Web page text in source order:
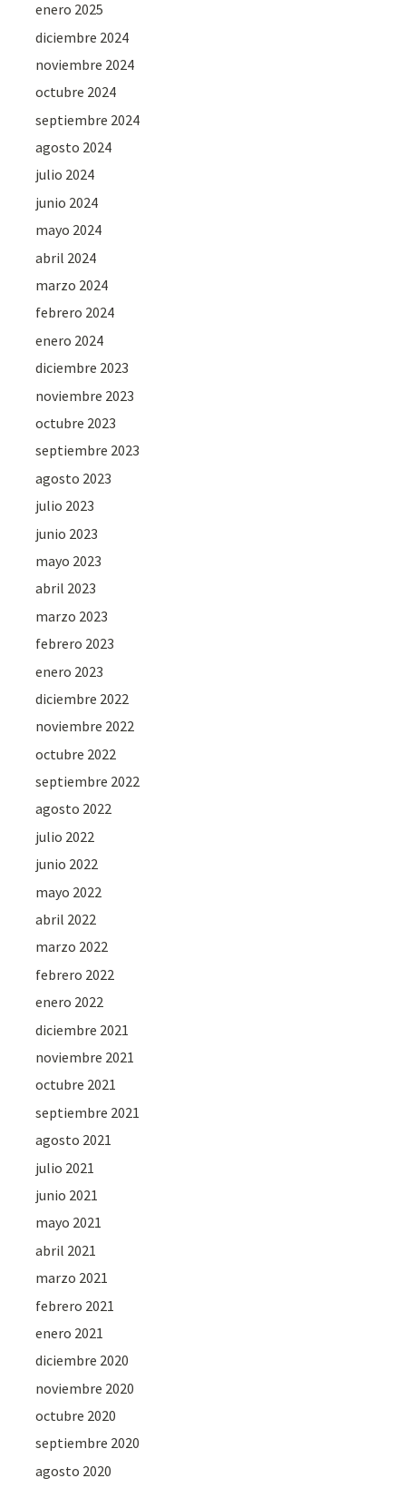
enero 2025
diciembre 2024
noviembre 2024
octubre 2024
septiembre 2024
agosto 2024
julio 2024
junio 2024
mayo 2024
abril 2024
marzo 2024
febrero 2024
enero 2024
diciembre 2023
noviembre 2023
octubre 2023
septiembre 2023
agosto 2023
julio 2023
junio 2023
mayo 2023
abril 2023
marzo 2023
febrero 2023
enero 2023
diciembre 2022
noviembre 2022
octubre 2022
septiembre 2022
agosto 2022
julio 2022
junio 2022
mayo 2022
abril 2022
marzo 2022
febrero 2022
enero 2022
diciembre 2021
noviembre 2021
octubre 2021
septiembre 2021
agosto 2021
julio 2021
junio 2021
mayo 2021
abril 2021
marzo 2021
febrero 2021
enero 2021
diciembre 2020
noviembre 2020
octubre 2020
septiembre 2020
agosto 2020